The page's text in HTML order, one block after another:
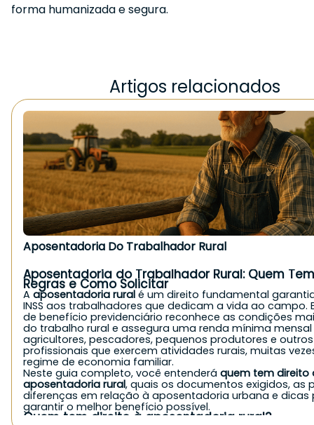
forma humanizada e segura.
Artigos relacionados
Aposentadoria Do Trabalhador Rural
Aposentadoria do Trabalhador Rural: Quem
Regras e Como Solicitar
A aposentadoria rural é um direito fundamental
INSS aos trabalhadores que dedicam a vida ao campo.
de benefício previdenciário reconhece as condições
do trabalho rural e assegura uma renda mínima
agricultores, pescadores, pequenos produtores e outros
profissionais que exercem atividades rurais, muitas
regime de economia familiar.
Neste guia completo, você entenderá quem tem direito
aposentadoria rural, quais os documentos exigidos, as
diferenças em relação à aposentadoria urbana e dicas
garantir o melhor benefício possível.
Quem tem direito à aposentadoria rural?